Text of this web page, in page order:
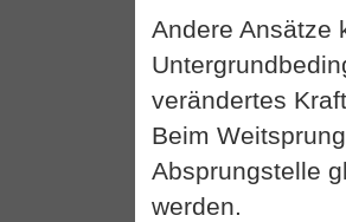
Andere Ansätze
verändertes
Beim
Absprungstelle
werden.